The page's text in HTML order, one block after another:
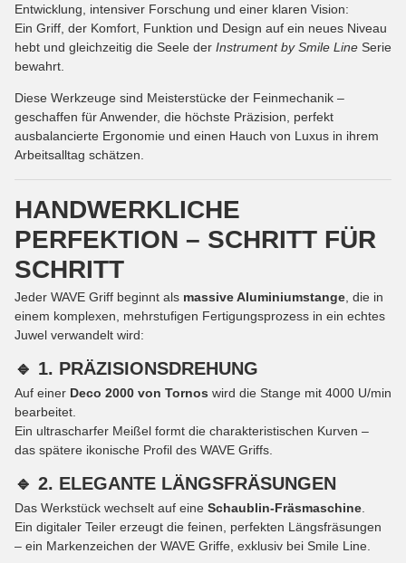
Entwicklung, intensiver Forschung und einer klaren Vision:
Ein Griff, der Komfort, Funktion und Design auf ein neues Niveau
hebt und gleichzeitig die Seele der Instrument by Smile Line Serie
bewahrt.
Diese Werkzeuge sind Meisterstücke der Feinmechanik –
geschaffen für Anwender, die höchste Präzision, perfekt
ausbalancierte Ergonomie und einen Hauch von Luxus in ihrem
Arbeitsalltag schätzen.
HANDWERKLICHE
PERFEKTION – SCHRITT FÜR
SCHRITT
Jeder WAVE Griff beginnt als massive Aluminiumstange, die in
einem komplexen, mehrstufigen Fertigungsprozess in ein echtes
Juwel verwandelt wird:
🔹 1. PRÄZISIONSDREHUNG
Auf einer Deco 2000 von Tornos wird die Stange mit 4000 U/min
bearbeitet.
Ein ultrascharfer Meißel formt die charakteristischen Kurven –
das spätere ikonische Profil des WAVE Griffs.
🔹 2. ELEGANTE LÄNGSFRÄSUNGEN
Das Werkstück wechselt auf eine Schaublin-Fräsmaschine
Ein digitaler Teiler erzeugt die feinen, perfekten Längsfräsungen
– ein Markenzeichen der WAVE Griffe, exklusiv bei Smile Line.